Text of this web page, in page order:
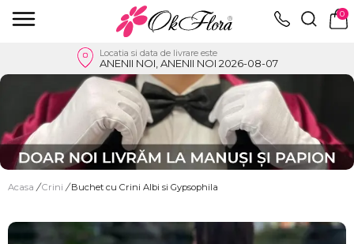
0
Locatia si data de livrare este
ANENII NOI, ANENII NOI 2026-08-07
Acasa / Crini / Buchet cu Crini Albi si Gypsophila